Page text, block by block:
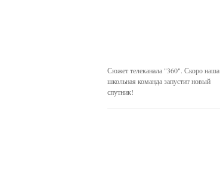
Сюжет телеканала "360". Скоро наша
школьная команда запустит новый
спутник!